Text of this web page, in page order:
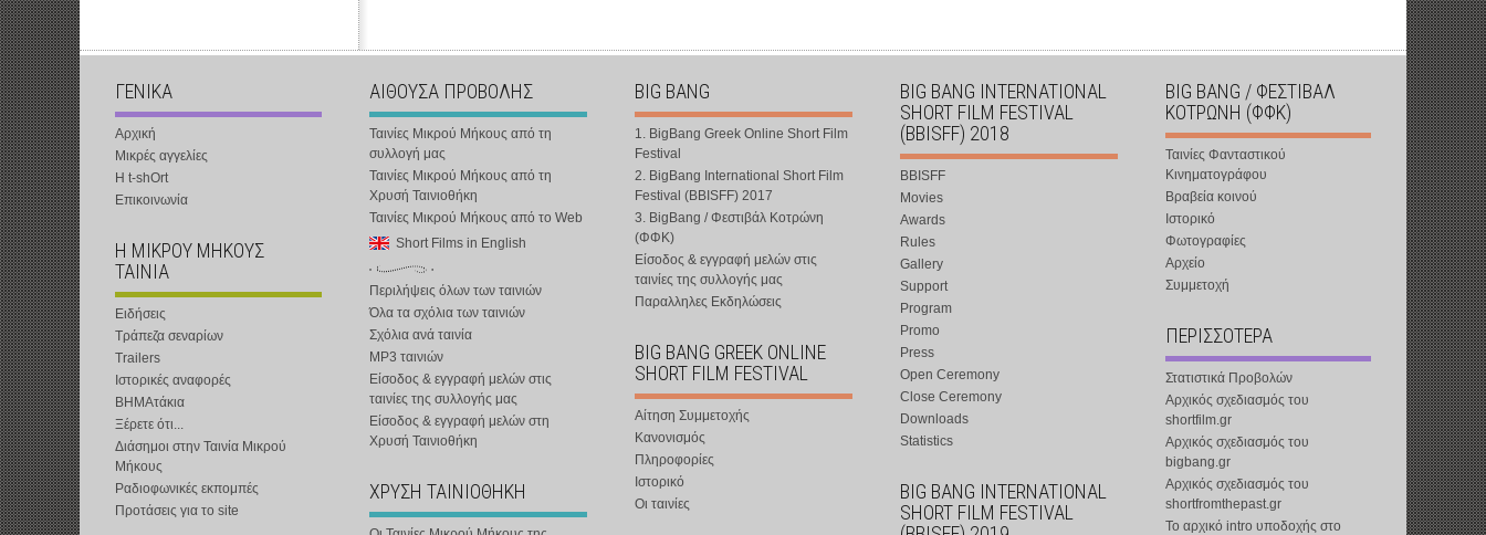
ΓΕΝΙΚΑ
Αρχική
Μικρές αγγελίες
Η t-shOrt
Επικοινωνία
Η ΜΙΚΡΟΥ ΜΗΚΟΥΣ
ΤΑΙΝΙΑ
Ειδήσεις
Τράπεζα σεναρίων
Trailers
Ιστορικές αναφορές
ΒΗΜΑτάκια
Ξέρετε ότι...
Διάσημοι στην Ταινία Μικρού
Μήκους
Ραδιοφωνικές εκπομπές
Προτάσεις για το site
ΑΙΘΟΥΣΑ ΠΡΟΒΟΛΗΣ
Ταινίες Μικρού Μήκους από τη
συλλογή μας
Ταινίες Μικρού Μήκους από τη
Χρυσή Ταινιοθήκη
Ταινίες Μικρού Μήκους από το Web
Short Films in English
Περιλήψεις όλων των ταινιών
Όλα τα σχόλια των ταινιών
Σχόλια ανά ταινία
MP3 ταινιών
Είσοδος & εγγραφή μελών στις
ταινίες της συλλογής μας
Είσοδος & εγγραφή μελών στη
Χρυσή Ταινιοθήκη
ΧΡΥΣΗ ΤΑΙΝΙΟΘΗΚΗ
BIG BANG
1. BigBang Greek Online Short Film
Festival
2. BigBang International Short Film
Festival (BBISFF) 2017
3. BigBang / Φεστιβάλ Κοτρώνη
(ΦΦΚ)
Είσοδος & εγγραφή μελών στις
ταινίες της συλλογής μας
Παραλληλες Εκδηλώσεις
BIG BANG GREEK ONLINE
SHORT FILM FESTIVAL
Αίτηση Συμμετοχής
Κανονισμός
Πληροφορίες
Ιστορικό
Οι ταινίες
BIG BANG INTERNATIONAL
SHORT FILM FESTIVAL
(BBISFF) 2018
BBISFF
Movies
Awards
Rules
Gallery
Support
Program
Promo
Press
Open Ceremony
Close Ceremony
Downloads
Statistics
BIG BANG INTERNATIONAL
SHORT FILM FESTIVAL
BIG BANG / ΦΕΣΤΙΒΑΛ
ΚΟΤΡΩΝΗ (ΦΦΚ)
Ταινίες Φανταστικού
Κινηματογράφου
Βραβεία κοινού
Ιστορικό
Φωτογραφίες
Αρχείο
Συμμετοχή
ΠΕΡΙΣΣΟΤΕΡΑ
Στατιστικά Προβολών
Αρχικός σχεδιασμός του
shortfilm.gr
Αρχικός σχεδιασμός του
bigbang.gr
Αρχικός σχεδιασμός του
shortfromthepast.gr
Το αρχικό intro υποδοχής στο